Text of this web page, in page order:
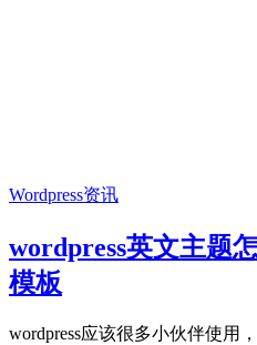
Wordpress资讯
wordpress英文主题
模板
wordpress应该很多小伙伴使用